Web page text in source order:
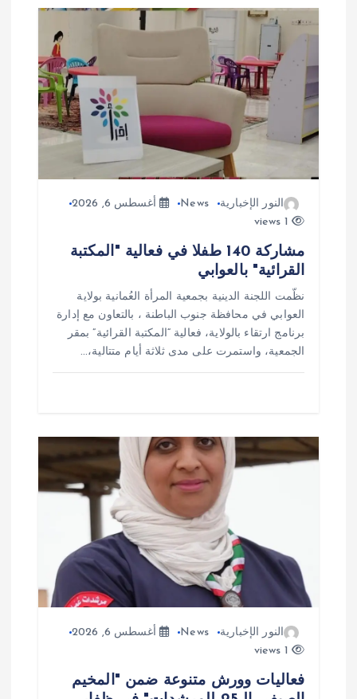
ق
النور الإخبارية News
أغسطس 6, 2026
1 views
مشاركة 140 طفلا في فعالية "المكتبة
القرائية" بالعوابي
نظّمت اللجنة الدينية بجمعية المرأة العُمانية بولاية
العوابي في محافظة جنوب الباطنة ، بالتعاون مع إدارة
برنامج ارتقاء بالولاية، فعالية “المكتبة القرائية” بمقر
الجمعية، واستمرت على مدى ثلاثة أيام متتالية،…
النور الإخبارية News
أغسطس 6, 2026
1 views
فعاليات وورش متنوعة ضمن "المخيم